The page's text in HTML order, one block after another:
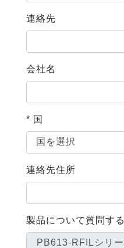
連絡先
会社名
* 国
連絡先住所
製品について質問する